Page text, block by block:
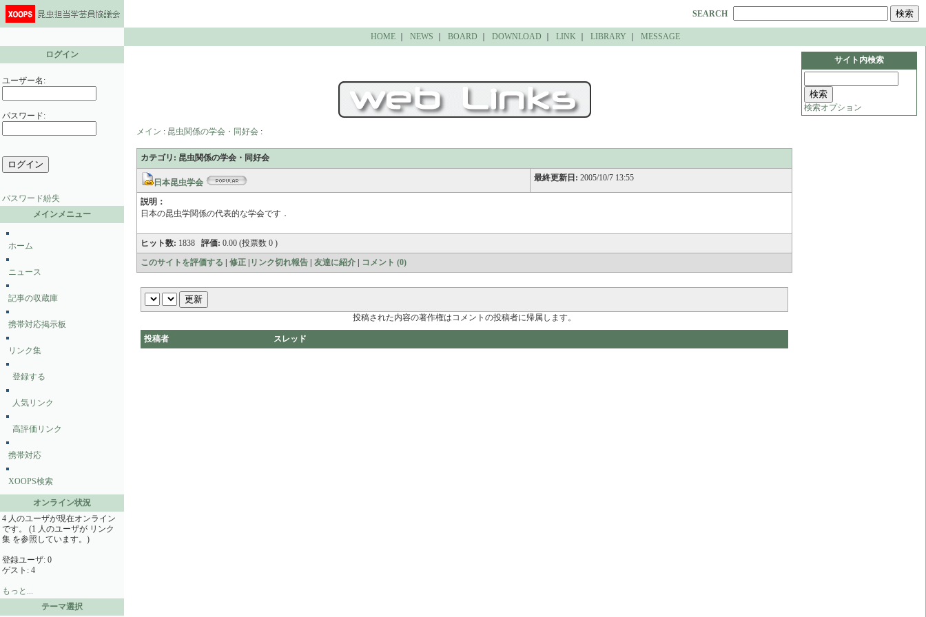
SEARCH
HOME｜ NEWS BOARD DOWNLOAD LINK｜ LIBRARY
MESSAGE
ログイン
ユーザー名:
パスワード:
パスワード紛失
メインメニュー
ホーム
ニュース
記事の収蔵庫
携帯対応掲示板
リンク集
登録する
人気リンク
高評価リンク
携帯対応
XOOPS検索
オンライン状況
4 人のユーザが現在オンライン
です。 (1 人のユーザが リンク
集 を参照しています。)
登録ユーザ: 0
ゲスト: 4
もっと...
テーマ選択
メイン : 昆虫関係の学会・同好会 :
カテゴリ: 昆虫関係の学会・同好会
日本昆虫学会 最終更新日: 2005/10/7 13:55
説明：
日本の昆虫学関係の代表的な学会です．
ヒット数: 1838 評価: 0.00 (投票数 0 )
このサイトを評価する
修正 リンク切れ報告 友達に紹介 コメント (0)
投稿された内容の著作権はコメントの投稿者に帰属します。
投稿者 スレッド
サイト内検索
検索オプション